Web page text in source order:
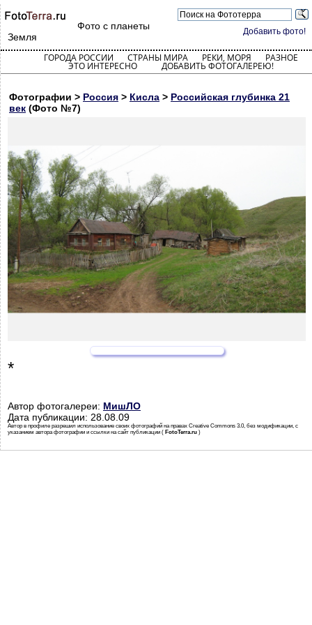
Добавить фото!
Фото с планеты
Земля
ГОРОДА РОССИИ СТРАНЫ МИРА РЕКИ, МОРЯ РАЗНОЕ
ЭТО ИНТЕРЕСНО ДОБАВИТЬ ФОТОГАЛЕРЕЮ!
Фотографии > Россия > Кисла > Российская глубинка 21
век (Фото №7)
*
Автор фотогалереи: МишЛО
Дата публикации: 28.08.09
Автор в профиле разрешил использование своих фотографий на правах Creative Commons 3.0, без модификации, с
указанием автора фотографии и ссылки на сайт публикации ( FotoTerra.ru )